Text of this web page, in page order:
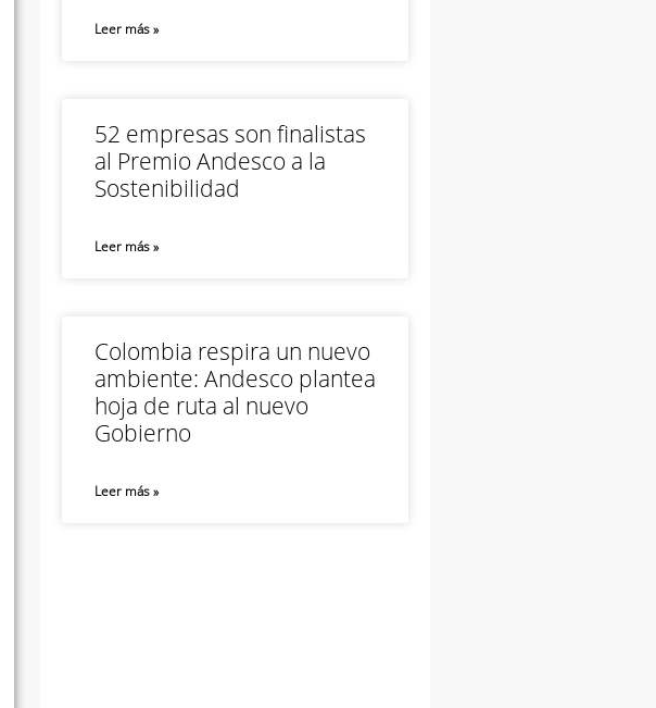
Leer más »
52 empresas son finalistas
al Premio Andesco a la
Sostenibilidad
Leer más »
Colombia respira un nuevo
ambiente: Andesco plantea
hoja de ruta al nuevo
Gobierno
Leer más »